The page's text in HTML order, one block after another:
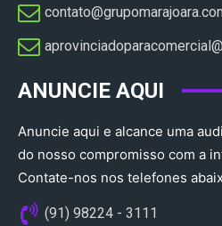
ANUNCIE AQUI
Anuncie aqui e alcance uma
do nosso compromisso com a
Contate-nos nos telefones
(91) 98224 - 3111